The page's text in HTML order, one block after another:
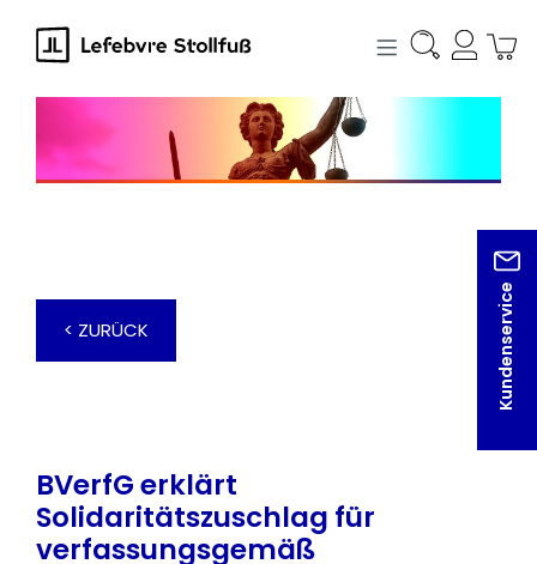
springen
Kundenservice
< ZURÜCK
BVerfG erklärt
Solidaritätszuschlag für
verfassungsgemäß